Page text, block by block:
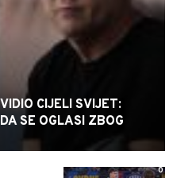
CIJELI SVIJET:
SE OGLASI ZBOG
0